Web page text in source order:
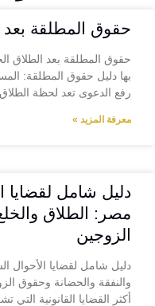
حقوق المطلقة بعد
حقوق المطلقة بعد الطلاق
بها دليل حقوق المطلقة:
رفع الدعوى تعد لحظة
معرفة المزيد »
دليل شامل لقضايا
مصر: الطلاق
الزوجين
دليل شامل لقضايا الأحوال
والنفقة والحضانة وحقوق
أكثر القضايا القانونية